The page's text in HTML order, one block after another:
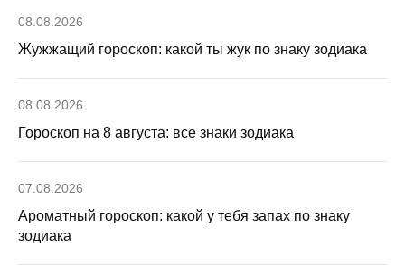
08.08.2026
Жужжащий гороскоп: какой ты жук по знаку зодиака
08.08.2026
Гороскоп на 8 августа: все знаки зодиака
07.08.2026
Ароматный гороскоп: какой у тебя запах по знаку
зодиака